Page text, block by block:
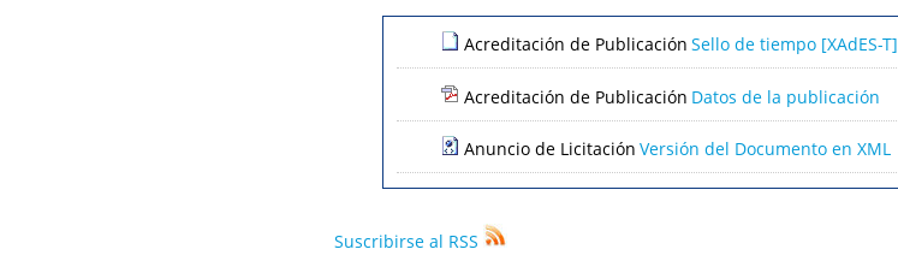
Acreditación de Publicación Sello de tiempo [XAdES-T]
Acreditación de Publicación Datos de la publicación
Anuncio de Licitación Versión del Documento en XML
Suscribirse al RSS